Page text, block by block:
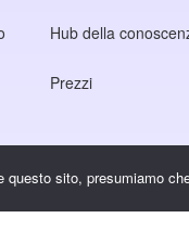
Hub della
Prezzi
sito, presumiamo